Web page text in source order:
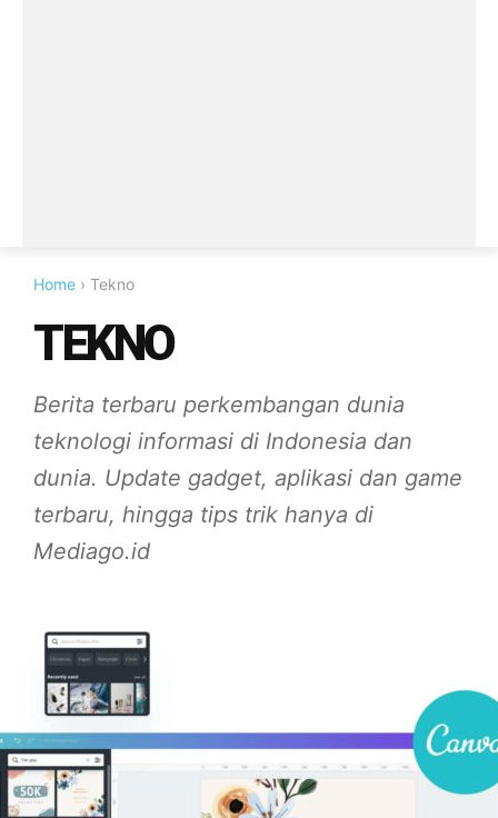
Home › Tekno
TEKNO
Berita terbaru perkembangan dunia
teknologi informasi di Indonesia dan
dunia. Update gadget, aplikasi dan game
terbaru, hingga tips trik hanya di
Mediago.id